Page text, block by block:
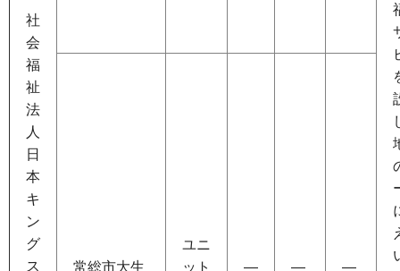
社
会
福
祉
法
人
日
本
キ
ン
グ
ス
常総市大生
ユニ
ット
―
―
―